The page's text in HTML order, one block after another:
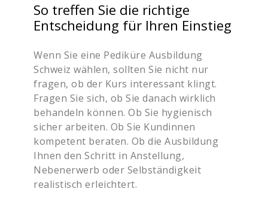
So treffen Sie die richtige
Entscheidung für Ihren Einstieg
Wenn Sie eine Pediküre Ausbildung
Schweiz wählen, sollten Sie nicht nur
fragen, ob der Kurs interessant klingt.
Fragen Sie sich, ob Sie danach wirklich
behandeln können. Ob Sie hygienisch
sicher arbeiten. Ob Sie Kundinnen
kompetent beraten. Ob die Ausbildung
Ihnen den Schritt in Anstellung,
Nebenerwerb oder Selbständigkeit
realistisch erleichtert.